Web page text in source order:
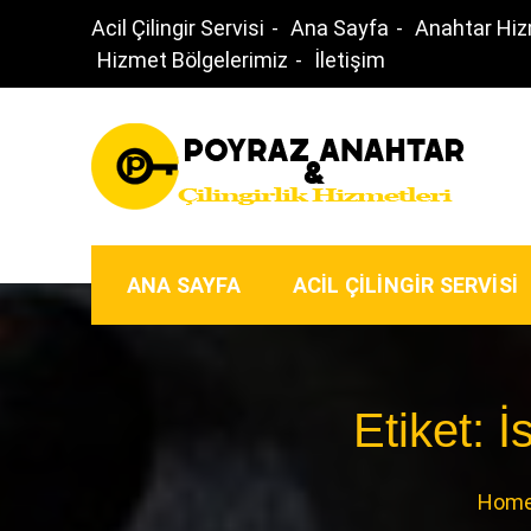
Acil Çilingir Servisi Ana Sayfa
Anahtar
Hizmet Bölgelerimiz
İletişim
Gece Açık Çilingir –
ANA SAYFA ACIL ÇILINGIR SERVISI
Etiket: